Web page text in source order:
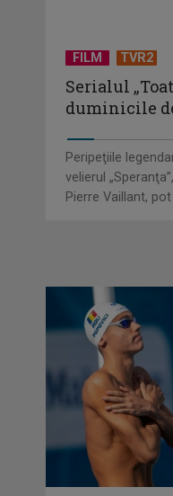
FILM TVR2
Serialul
duminicile
Peripeţiile
velierul
Pierre Vaillant, pot